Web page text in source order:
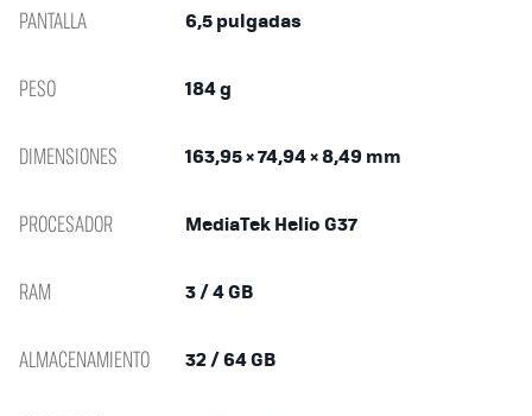
PANTALLA 6,5 pulgadas
PESO 184 g
DIMENSIONES 163,95 × 74,94 × 8,49 mm
PROCESADOR MediaTek Helio G37
RAM 3 / 4 GB
ALMACENAMIENTO 32 / 64 GB